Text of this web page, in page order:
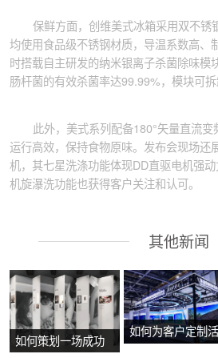
保鲜方面，创维美式冰箱采用双不锈
均使用食品级不锈钢材质，导温系数高、
时搭载自主研发的纳米银离子杀菌除味模
肠杆菌的有效杀菌率达99.99%，模块可拆
此外，美式系列配备180°矢量直流变
运行高效，保持食物原味。发布会现场还
机，其七星洗涤功能体现DD直驱电机强
机旋瀑洗功能也获得客户关注和认可。
其他新闻
如何策划一场成功
如何为客户定制